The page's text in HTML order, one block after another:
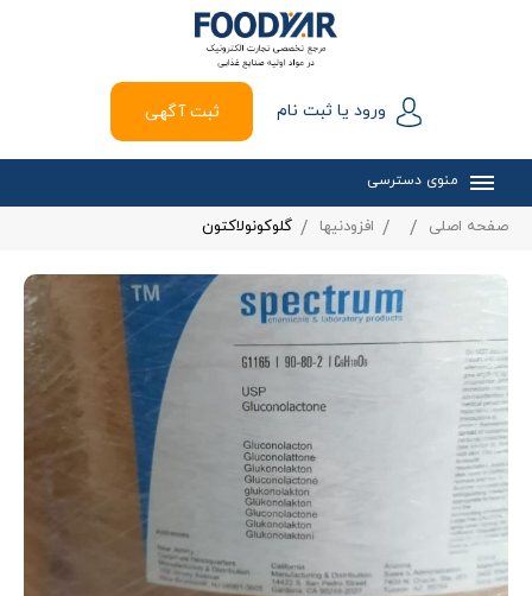
ورود یا ثبت نام ثبت آگهی
منوی دسترسی
صفحه اصلی افزودنیها گلوکونولاکتون